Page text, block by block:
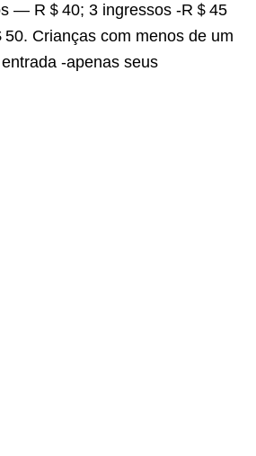
— R＄40; 3 ingressos -R＄45
Crianças com menos de um
-apenas seus